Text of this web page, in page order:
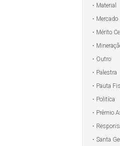
Material
Mercado
Mérito
Outro
Palestra
Pauta
Politíca
Prêmio
Santa